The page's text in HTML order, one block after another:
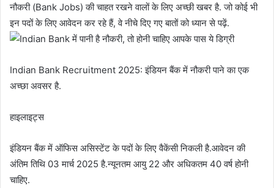
नौकरी (Bank Jobs) की चाहत रखने वालों के लिए अच्छी खबर है. जो कोई भी
इन पदों के लिए आवेदन कर रहे हैं, वे नीचे दिए गए बातों को ध्यान से पढ़ें.
Indian Bank Recruitment 2025: इंडियन बैंक में नौकरी पाने का एक
अच्छा अवसर है.
हाइलाइट्स
इंडियन बैंक में ऑफिस असिस्टेंट के पदों के लिए वैकेंसी निकली है.आवेदन की
अंतिम तिथि 03 मार्च 2025 है.न्यूनतम आयु 22 और अधिकतम 40 वर्ष होनी
चाहिए.